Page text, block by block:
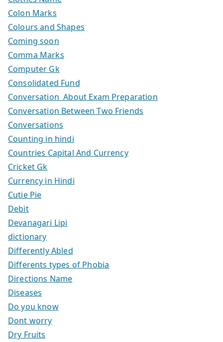
Colon Marks
Colours and Shapes
Coming soon
Comma Marks
Computer Gk
Consolidated Fund
Conversation About Exam Preparation
Conversation Between Two Friends
Conversations
Counting in hindi
Countries Capital And Currency
Cricket Gk
Currency in Hindi
Cutie Pie
Debit
Devanagari Lipi
dictionary
Differently Abled
Differents types of Phobia
Directions Name
Diseases
Do you know
Dont worry
Dry Fruits